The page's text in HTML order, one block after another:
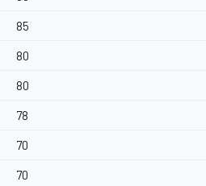
85
80
80
78
70
70